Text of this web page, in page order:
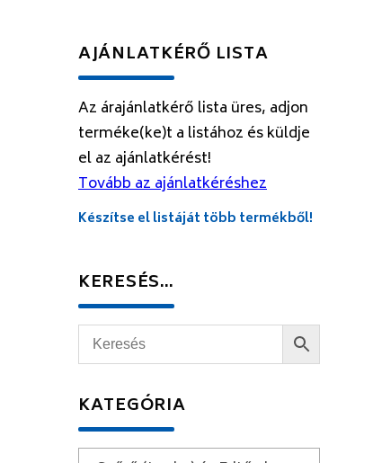
AJÁNLATKÉRŐ LISTA
Az árajánlatkérő lista üres, adjon
terméke(ke)t a listához és küldje
el az ajánlatkérést!
Tovább az ajánlatkéréshez
Készítse el listáját több termékből!
KERESÉS…
KATEGÓRIA